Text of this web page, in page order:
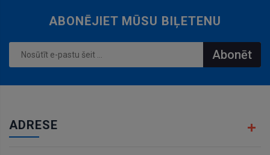
ABONĒJIET MŪSU BIĻETENU
Abonēt
ADRESE